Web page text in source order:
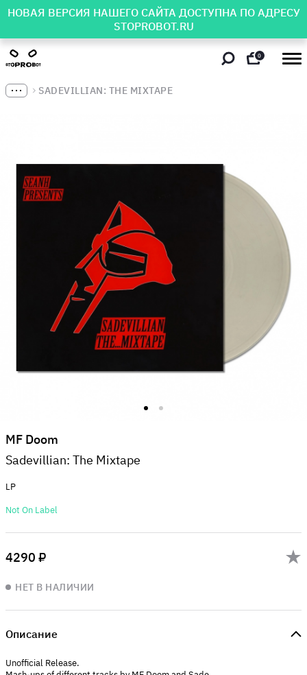
НОВАЯ ВЕРСИЯ НАШЕГО САЙТА ДОСТУПНА ПО АДРЕСУ
STOPROBOT.RU
0
SADEVILLIAN: THE MIXTAPE
MF Doom
Sadevillian: The Mixtape
LP
Not On Label
4290 ₽
НЕТ В НАЛИЧИИ
Описание
Unofficial Release.